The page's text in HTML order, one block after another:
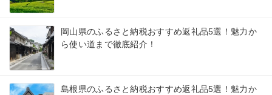
岡山県のふるさと納税おすすめ返礼品5選！魅力か
ら使い道まで徹底紹介！
島根県のふるさと納税おすすめ返礼品5選！魅力か